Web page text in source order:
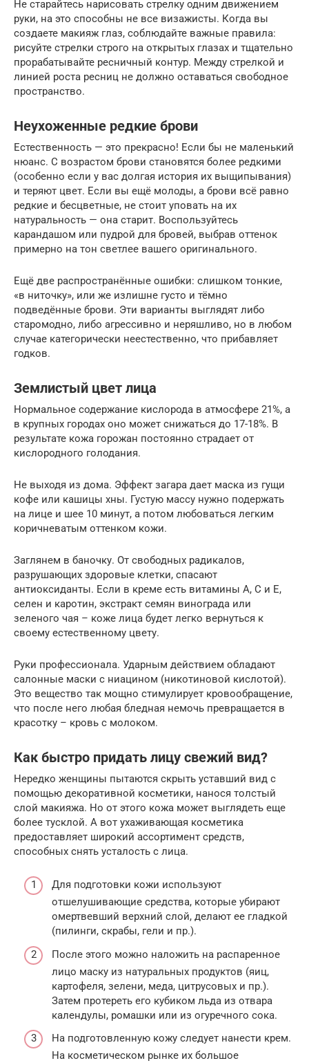
Не старайтесь нарисовать стрелку одним движением
руки, на это способны не все визажисты. Когда вы
создаете макияж глаз, соблюдайте важные правила:
рисуйте стрелки строго на открытых глазах и тщательно
прорабатывайте ресничный контур. Между стрелкой и
линией роста ресниц не должно оставаться свободное
пространство.
Неухоженные редкие брови
Естественность — это прекрасно! Если бы не маленький
нюанс. С возрастом брови становятся более редкими
(особенно если у вас долгая история их выщипывания)
и теряют цвет. Если вы ещё молоды, а брови всё равно
редкие и бесцветные, не стоит уповать на их
натуральность — она старит. Воспользуйтесь
карандашом или пудрой для бровей, выбрав оттенок
примерно на тон светлее вашего оригинального.
Ещё две распространённые ошибки: слишком тонкие,
«в ниточку», или же излишне густо и тёмно
подведённые брови. Эти варианты выглядят либо
старомодно, либо агрессивно и неряшливо, но в любом
случае категорически неестественно, что прибавляет
годков.
Землистый цвет лица
Нормальное содержание кислорода в атмосфере 21%, а
в крупных городах оно может снижаться до 17-18%. В
результате кожа горожан постоянно страдает от
кислородного голодания.
Не выходя из дома. Эффект загара дает маска из гущи
кофе или кашицы хны. Густую массу нужно подержать
на лице и шее 10 минут, а потом любоваться легким
коричневатым оттенком кожи.
Заглянем в баночку. От свободных радикалов,
разрушающих здоровые клетки, спасают
антиоксиданты. Если в креме есть витамины А, С и Е,
селен и каротин, экстракт семян винограда или
зеленого чая – коже лица будет легко вернуться к
своему естественному цвету.
Руки профессионала. Ударным действием обладают
салонные маски с ниацином (никотиновой кислотой).
Это вещество так мощно стимулирует кровообращение,
что после него любая бледная немочь превращается в
красотку – кровь с молоком.
Как быстро придать лицу свежий вид?
Нередко женщины пытаются скрыть уставший вид с
помощью декоративной косметики, нанося толстый
слой макияжа. Но от этого кожа может выглядеть еще
более тусклой. А вот ухаживающая косметика
предоставляет широкий ассортимент средств,
способных снять усталость с лица.
Для подготовки кожи используют
отшелушивающие средства, которые убирают
омертвевший верхний слой, делают ее гладкой
(пилинги, скрабы, гели и пр.).
После этого можно наложить на распаренное
лицо маску из натуральных продуктов (яиц,
картофеля, зелени, меда, цитрусовых и пр.).
Затем протереть его кубиком льда из отвара
календулы, ромашки или из огуречного сока.
На подготовленную кожу следует нанести крем.
На косметическом рынке их большое